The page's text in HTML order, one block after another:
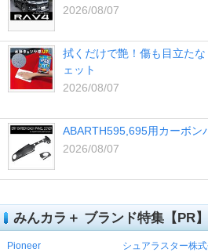
2026/08/07
拭くだけで艶！傷も目立た
ェット
2026/08/07
ABARTH595,695用カーボン
2026/08/07
みんカラ＋ ブランド特集【PR】
Pioneer シュアラスター株